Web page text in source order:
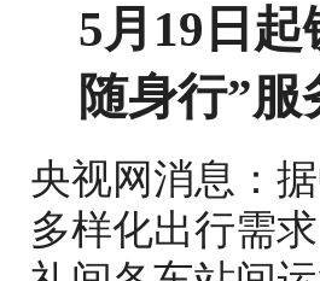
5月19日
随身行”服
央视网消息：
多样化出行需